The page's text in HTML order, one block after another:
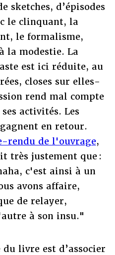
sketches, d’épisodes
le clinquant, la
le formalisme,
la modestie. La
est ici réduite, au
closes sur elles-
rend mal compte
activités. Les
en retour.
rendu de l'ouvrage,
très justement que :
c'est ainsi à un
avons affaire,
de relayer,
à son insu."
livre est d’associer